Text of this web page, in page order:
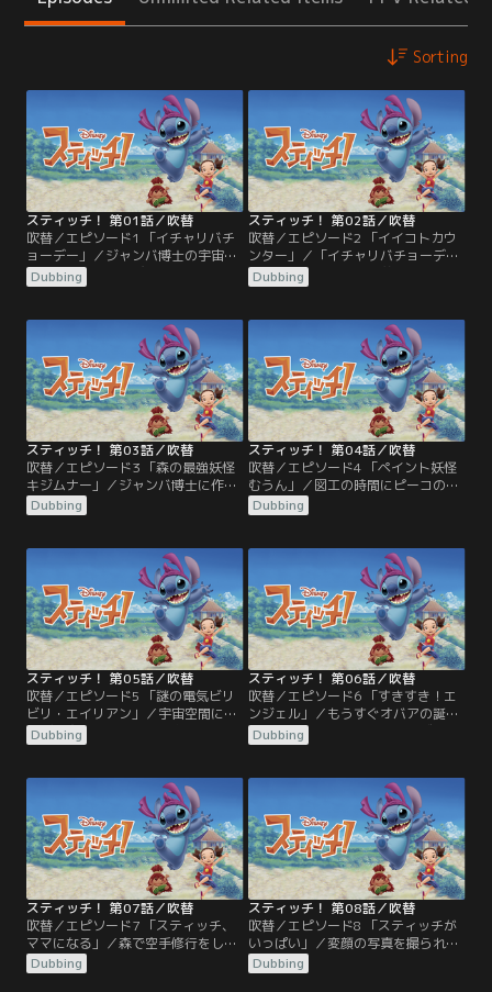
Sorting
スティッチ！ 第01話／吹替
吹替／エピソード1 「イチャリバチ
ョーデー」／ジャンバ博士の宇宙ス
クーターで暴走遊びをしていたステ
ィッチは追っ手をかわすうち、勢い
う。時空を越えてスティッチが不時
着したのは、ジャパンの最南端の
島、イザヨイ島だった。空腹のため
食べ物を探すスティッチは、あちこ
ちで大騒動を繰り広げ、島は大パニ
ック。
Dubbing
スティッチ！ 第02話／吹替
吹替／エピソード2 「イイコトカウ
ンター」／「イチャリバチョーデー
（一度会ったらみな兄弟）」の心
で、スティッチを受け入れ、一緒に
島に伝わる「ちたまの石」の話を聞
いたスティッチは、宇宙で一番強く
なるという願いを叶えてもらうた
め、43のイイコトをすることに。し
かし、イイコトとワルイコトの違い
が分からないスティッチは…。
Dubbing
スティッチ！ 第03話／吹替
吹替／エピソード3 「森の最強妖怪
キジムナー」／ジャンバ博士に作っ
てもらったイイコトカウンターを腕
につけ、今日もイイコトを探すステ
強い妖怪”キジムナー”に会いに行く
ことにした。しかし、オバアに教え
られて向かったガジュマルの樹に
は、タチッチュという別の妖怪が住
んでいた。タチッチュはキジムナー
を相撲の勝負で…。
Dubbing
スティッチ！ 第04話／吹替
吹替／エピソード4 「ペイント妖怪
むうん」／図工の時間にピーコの描
いた自分の似顔絵に腹を立て、家に
帰ってもむくれているユウナ。なん
チは一生懸命だが、なかなか機嫌は
直らない。一方、森ではペイント妖
怪“むうん”の絵を楽しみに妖怪たち
が集まっている。絵が実体化する不
思議な筆を持っているむうんだった
が…。
Dubbing
スティッチ！ 第05話／吹替
吹替／エピソード5 「謎の電気ビリ
ビリ・エイリアン」／宇宙空間に浮
かぶ研究所で、イザヨイ島のスティ
ッチたちの様子を偵察していたハム
ウンターを手に入れれば宇宙一の力
が手に入ると思い込む。そこで捕獲
しておいた黄色の宇宙生命体に、自
分の命令に従う「悪い子カチューシ
ャ」を装着し、スティッチからイイ
コトカウンターを…。
Dubbing
スティッチ！ 第06話／吹替
吹替／エピソード6 「すきすき！エ
ンジェル」／もうすぐオバアの誕生
日。二人で風鈴を作ってプレゼント
しようと思いつくユウナとスティッ
きつけた、ガールフレンドのエンジ
ェルがイザヨイ島にやってくる。嬉
しくなったユウナはエンジェルと仲
良くしようとするものの、どうもう
まが合わない。おまけにエンジェル
に夢中のスティッチは…。
Dubbing
スティッチ！ 第07話／吹替
吹替／エピソード7 「スティッチ、
ママになる」／森で空手修行をして
いたユウナとスティッチ。衝撃で、
大木の上からタマゴが落ちてきた。
Dubbing
スティッチ！ 第08話／吹替
吹替／エピソード8 「スティッチが
いっぱい」／変顔の写真を撮られ、
クラスのみんなに笑われたユウナ
は、自分のほうがすごい写真が撮れ
Dubbing